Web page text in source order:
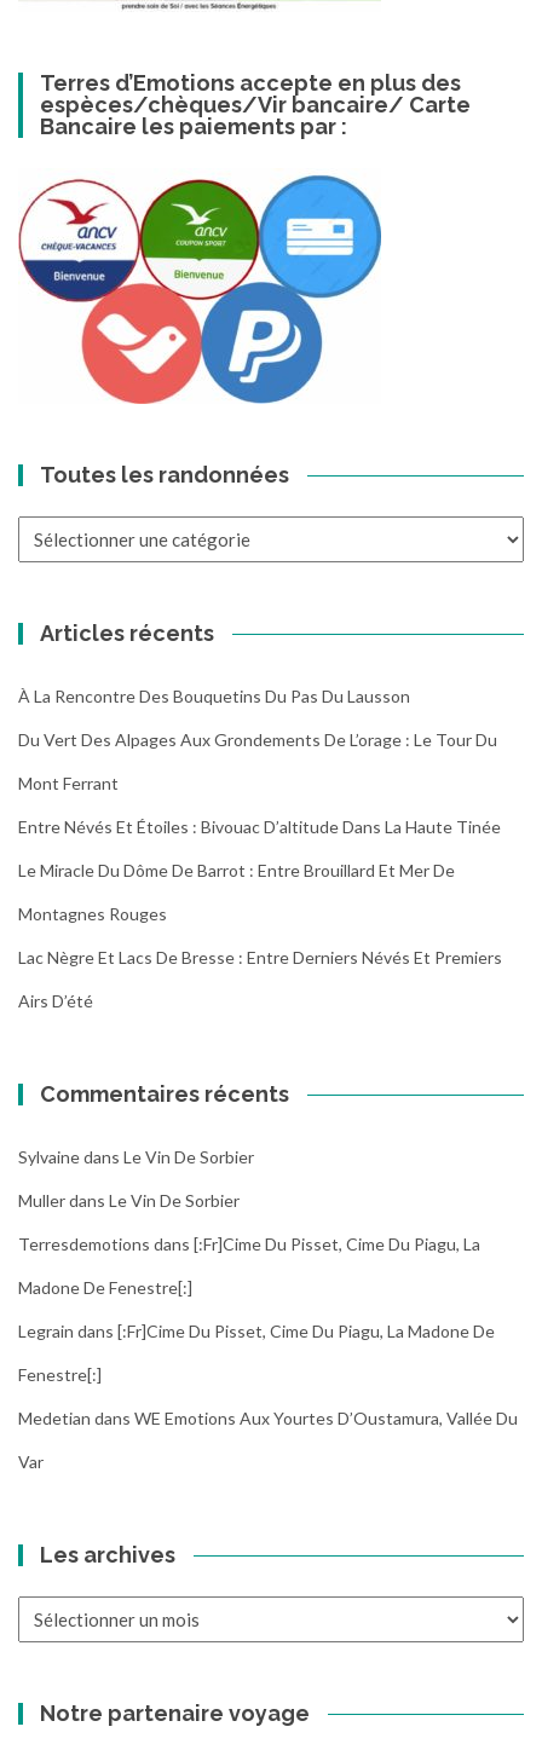
Terres d’Emotions accepte en plus des
espèces/chèques/Vir bancaire/ Carte
Bancaire les paiements par :
Toutes les randonnées
Articles récents
À La Rencontre Des Bouquetins Du Pas Du Lausson
Du Vert Des Alpages Aux Grondements De L’orage : Le Tour Du
Mont Ferrant
Entre Névés Et Étoiles : Bivouac D’altitude Dans La Haute Tinée
Le Miracle Du Dôme De Barrot : Entre Brouillard Et Mer De
Montagnes Rouges
Lac Nègre Et Lacs De Bresse : Entre Derniers Névés Et Premiers
Airs D’été
Commentaires récents
Sylvainedans Le Vin De Sorbier
Mullerdans Le Vin De Sorbier
Terresdemotions dans [:fr]Cime Du Pisset, Cime Du Piagu, La
Madone De Fenestre[:]
Legrain dans [:fr]Cime Du Pisset, Cime Du Piagu, La Madone De
Fenestre[:]
Medetian dans WE Emotions Aux Yourtes D’Oustamura, Vallée Du
Var
Les archives
Notre partenaire voyage